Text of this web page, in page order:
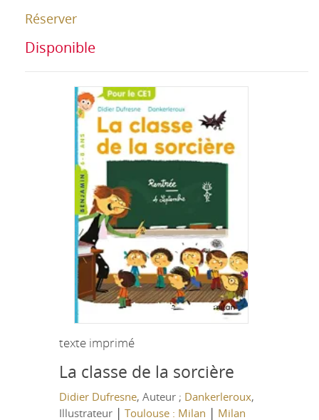
Réserver
Disponible
texte imprimé
La classe de la sorcière
Didier Dufresne, Auteur ; Dankerleroux,
Illustrateur | Toulouse : Milan | Milan